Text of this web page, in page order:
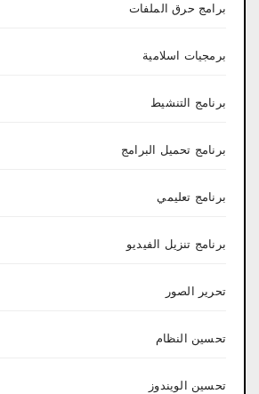
برامج حرق الملفات
برمجيات اسلامية
برنامج التنشيط
برنامج تحميل البرامج
برنامج تعليمي
برنامج تنزيل الفيديو
تحرير الصور
تحسين النظام
تحسين الويندوز